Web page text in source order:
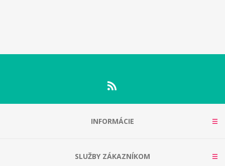
INFORMÁCIE
SLUŽBY ZÁKAZNÍKOM